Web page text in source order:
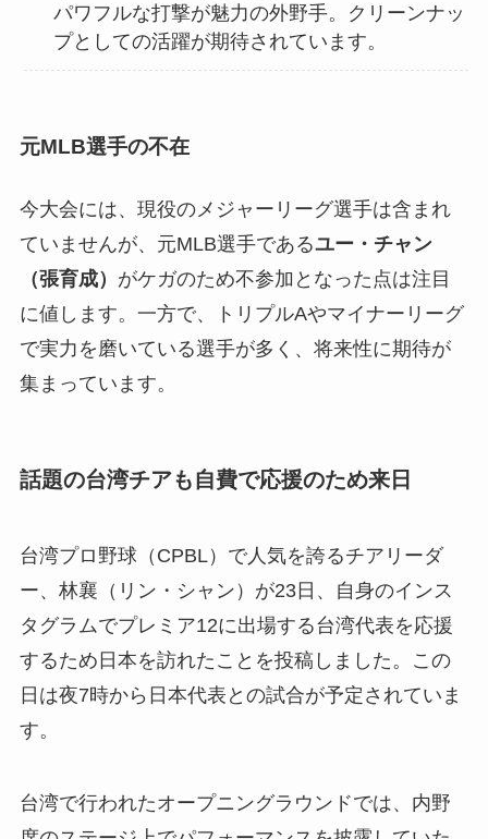
パワフルな打撃が魅力の外野手。クリーンナッ
プとしての活躍が期待されています。
元MLB選手の不在
今大会には、現役のメジャーリーグ選手は含まれ
ていませんが、元MLB選手であるユー・チャン
（張育成） がケガのため不参加となった点は注目
に値します。一方で、トリプルAやマイナーリーグ
で実力を磨いている選手が多く、将来性に期待が
集まっています。
話題の台湾チアも自費で応援のため来日
台湾プロ野球（CPBL）で人気を誇るチアリーダ
ー、林襄（リン・シャン）が23日、自身のインス
タグラムでプレミア12に出場する台湾代表を応援
するため日本を訪れたことを投稿しました。この
日は夜7時から日本代表との試合が予定されていま
す。
台湾で行われたオープニングラウンドでは、内野